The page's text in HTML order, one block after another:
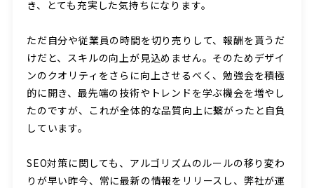
き、とても充実した気持ちになります。
ただ自分や従業員の時間を切り売りして、報酬を貰うだ
けだと、スキルの向上が見込めません。そのためデザイ
ンのクオリティをさらに向上させるべく、勉強会を積極
的に開き、最先端の技術やトレンドを学ぶ機会を増やし
たのですが、これが全体的な品質向上に繋がったと自負
しています。
SEO対策に関しても、アルゴリズムのルールの移り変わ
りが早い昨今、常に最新の情報をリリースし、弊社が運